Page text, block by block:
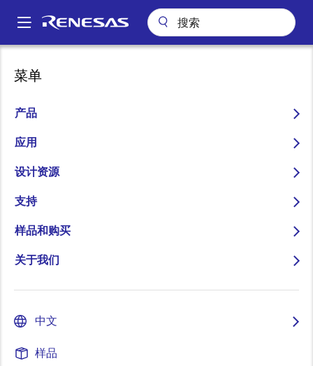
到
Main
菜单
产品
应用
设计资源
支持
样品和购买
关于我们
中文
样品
面
包
屑
国家/地区
类型
经销商
增值代理商